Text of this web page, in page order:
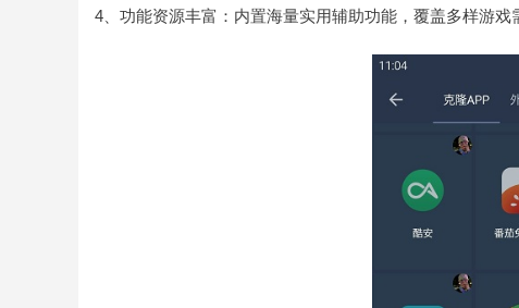
4、功能资源丰富：内置海量实用辅助功能，覆盖多样游戏